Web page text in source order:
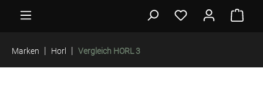
Marken | Horl | Vergleich HORL 3